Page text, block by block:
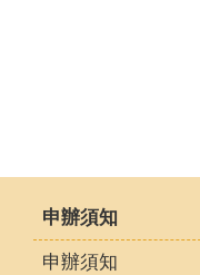
申辦須知
申辦須知